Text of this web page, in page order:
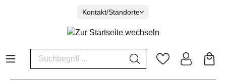
Kontakt/Standorte